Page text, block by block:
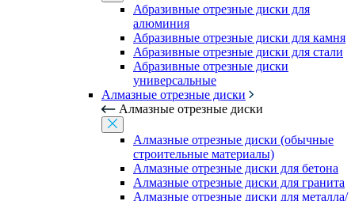
Абразивные отрезные диски для
алюминия
Абразивные отрезные диски для камня
Абразивные отрезные диски для стали
Абразивные отрезные диски
универсальные
Алмазные отрезные диски
Алмазные отрезные диски
Алмазные отрезные диски (обычные
строительные материалы)
Алмазные отрезные диски для бетона
Алмазные отрезные диски для гранита
Алмазные отрезные диски для металла/